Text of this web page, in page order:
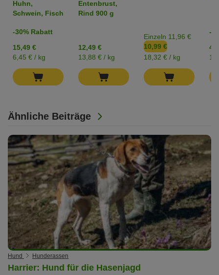
Ähnliche Beiträge
Hund Hunderassen
Harrier: Hund für die Hasenjagd
Huhn,
Schwein, Fisch
-30% Rabatt
15,49 €
6,45 € / kg
Entenbrust,
Rind 900 g
12,49 €
13,88 € / kg
Einzeln 11,96 €
10,99 €
18,32 € / kg
-